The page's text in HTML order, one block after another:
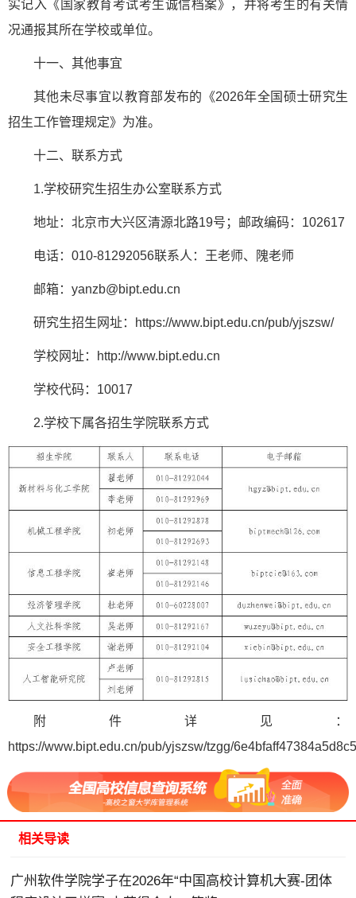
实记入《国家教育考试考生诚信档案》，并将考生的有关情
况通报其所在学校或单位。
十一、其他事宜
其他未尽事宜以教育部发布的《2026年全国硕士研究生
招生工作管理规定》为准。
十二、联系方式
1.学校研究生招生办公室联系方式
地址：北京市大兴区清源北路19号；邮政编码：102617
电话：010-81292056联系人：王老师、隗老师
邮箱：yanzb@bipt.edu.cn
研究生招生网址：https://www.bipt.edu.cn/pub/yjszsw/
学校网址：http://www.bipt.edu.cn
学校代码：10017
2.学校下属各招生学院联系方式
附件详见：
https://www.bipt.edu.cn/pub/yjszsw/tzgg/
相关导读
广州软件学院学子在2026年“中国高校计算机大赛-团体